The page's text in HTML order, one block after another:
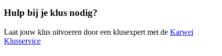
Hulp bij je klus nodig?
Laat jouw klus uitvoeren door een klusexpert met de Karwei
Klusservice